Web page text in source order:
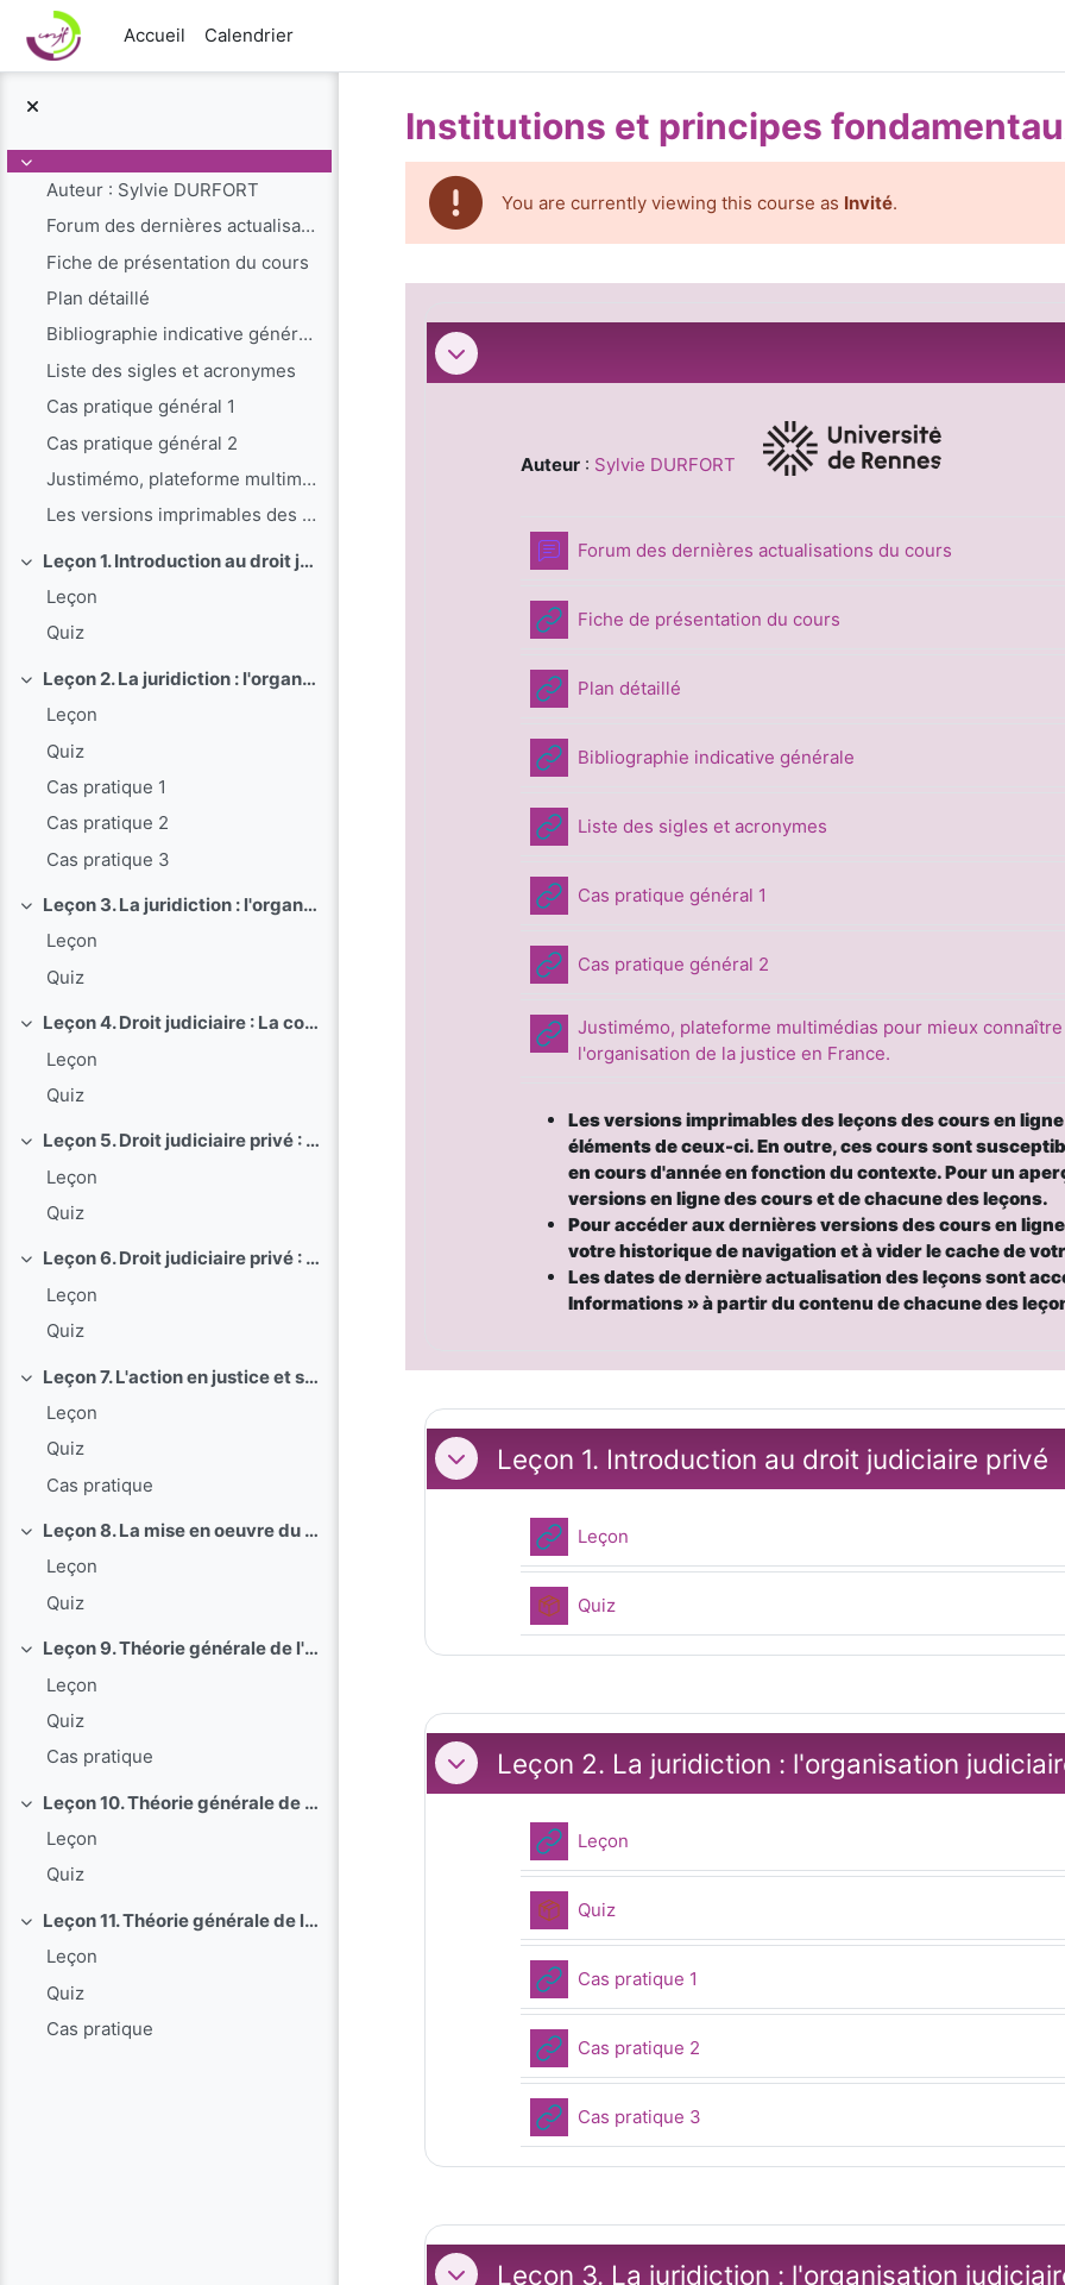
Passer au contenu principal
Accueil
Calendrier
Replier
Auteur : Sylvie DURFORT
Forum des dernières actualisations du cours
Fiche de présentation du cours
Plan détaillé
Bibliographie indicative générale
Liste des sigles et acronymes
Cas pratique général 1
Cas pratique général 2
Justimémo, plateforme multimédias pour mieux connaître et comprendre le fonctionnement et l'organisation de la justice en France.
Les versions imprimables des leçons des cours en l...
Replier
Leçon 1. Introduction au droit judiciaire privé
Leçon
Quiz
Replier
Leçon 2. La juridiction : l'organisation judiciaire
Leçon
Quiz
Cas pratique 1
Cas pratique 2
Cas pratique 3
Replier
Leçon 3. La juridiction : l'organisation judiciaire : Le personnel judiciaire
Leçon
Quiz
Replier
Leçon 4. Droit judiciaire : La compétence : Les principes de compétence
Leçon
Quiz
Replier
Leçon 5. Droit judiciaire privé : Aménagement des principes de compétence et incidents de compétence
Leçon
Quiz
Replier
Leçon 6. Droit judiciaire privé : Les actes du juge
Leçon
Quiz
Replier
Leçon 7. L'action en justice et ses conditions d'existence
Leçon
Quiz
Cas pratique
Replier
Leçon 8. La mise en oeuvre du droit d'action et les classifications des actions en justice
Leçon
Quiz
Replier
Leçon 9. Théorie générale de l'instance : Le lien d'instance
Leçon
Quiz
Cas pratique
Replier
Leçon 10. Théorie générale de l'instance : Les principes directeurs de l'instance
Leçon
Quiz
Replier
Leçon 11. Théorie générale de l'instance : Le formalisme de l'instance
Leçon
Quiz
Cas pratique
Institutions et principes
You are currently viewing this course as Invité.
Replier
Auteur: Sylvie DURFORT
Forum des dernières actualisations du cours
Fiche de présentation du coursURL
Plan détailléURL
Bibliographie indicative généraleURL
Liste des sigles et acronymesURL
Cas pratique général 1
Cas pratique général 2URL
Justimémo, plateforme multimédias pour mieux
l'organisation de la justice en France.
Les versions imprimables des leçons des cours en
éléments de ceux-ci.En outre, ces cours sont
en cours d'année en fonction du contexte.Pour un
versions en ligne des cours et de chacune des leçons.
Pour accéder aux dernières versions des cours en
votre historique de navigation et à vider le cache de
Les dates de dernière actualisation des leçons sont
Informations»à partir du contenu de chacune des
ReplierLeçon 1. Introduction au droit judiciaire privé
LeçonURL
QuizPaquetage SCORM
ReplierLeçon 2. La juridiction : l'organisation
LeçonURL
QuizPaquetage SCORM
Cas pratique 1
Cas pratique 2URL
Cas pratique 3URL
Leçon 3. La juridiction : l'organisation